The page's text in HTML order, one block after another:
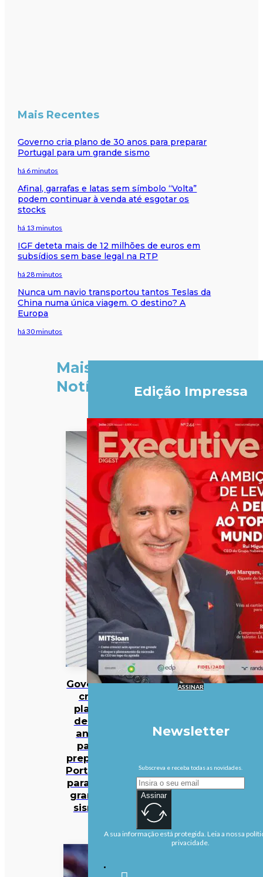
Mais Recentes
Governo cria plano de 30 anos para preparar
Portugal para um grande sismo
há 6 minutos
Afinal, garrafas e latas sem símbolo “Volta”
podem continuar à venda até esgotar os
stocks
há 13 minutos
IGF deteta mais de 12 milhões de euros em
subsídios sem base legal na RTP
há 28 minutos
Nunca um navio transportou tantos Teslas da
China numa única viagem. O destino? A
Europa
há 30 minutos
Mais
Notícias
Governo
cria
plano
de 30
anos
para
preparar
Portugal
para um
grande
sismo
Edição Impressa
ASSINAR
Newsletter
Subscreva e receba todas as novidades.
Assinar
A sua informação está protegida. Leia a nossa
privacidade.